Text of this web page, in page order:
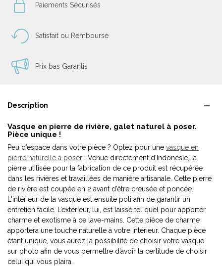
Paiements Sécurisés
Satisfait ou Remboursé
Prix bas Garantis
Description
Vasque en pierre de rivière, galet naturel à poser.
Pièce unique !
Peu d’espace dans votre pièce ? Optez pour une vasque en
pierre naturelle à poser ! Venue directement d’Indonésie, la
pierre utilisée pour la fabrication de ce produit est récupérée
dans les rivières et travaillées de manière artisanale. Cette pierre
de rivière est coupée en 2 avant d’être creusée et poncée.
L'intérieur de la vasque est ensuite poli afin de garantir un
entretien facile. L’extérieur, lui, est laissé tel quel pour apporter
charme et exotisme à ce lave-mains. Cette pièce de charme
apportera une touche naturelle à votre intérieur. Chaque pièce
étant unique, vous aurez la possibilité de choisir votre vasque
sur photo afin de vous permettre d’avoir la certitude de choisir
celui qui vous plaira.